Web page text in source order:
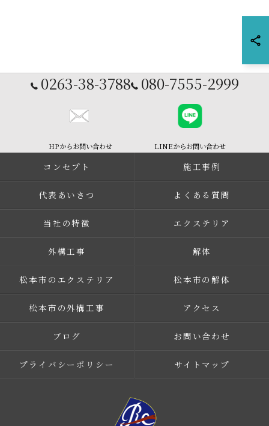
0263-38-3788 080-7555-2999
HPからお問い合わせ LINEからお問い合わせ
コンセプト 施工事例
代表あいさつ よくある質問
当社の特徴 エクステリア
外構工事 解体
松本市のエクステリア 松本市の解体
松本市の外構工事 アクセス
ブログ お問い合わせ
プライバシーポリシー サイトマップ